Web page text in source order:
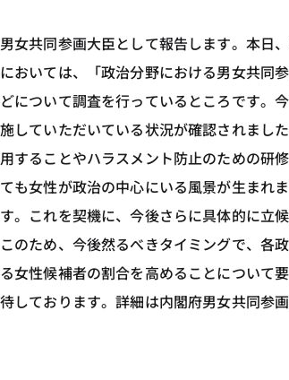
男女共同参画大臣として報告します。本日
においては、「政治分野における男女共同
どについて調査を行っているところです。
施していただいている状況が確認されまし
用することやハラスメント防止のための研
ても女性が政治の中心にいる風景が生まれ
す。これを契機に、今後さらに具体的に立
このため、今後然るべきタイミングで、各
る女性候補者の割合を高めることについて
待しております。詳細は内閣府男女共同参